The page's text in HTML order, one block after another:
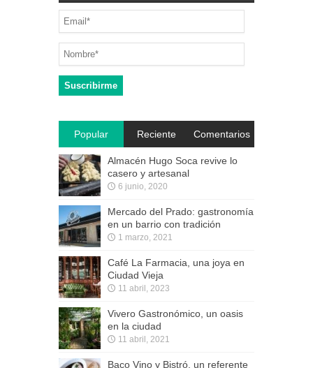
Popular Reciente Comentarios
Almacén Hugo Soca revive lo
casero y artesanal
6 junio, 2020
Mercado del Prado: gastronomía
en un barrio con tradición
1 marzo, 2021
Café La Farmacia, una joya en
Ciudad Vieja
11 abril, 2023
Vivero Gastronómico, un oasis
en la ciudad
11 abril, 2021
Baco Vino y Bistró, un referente